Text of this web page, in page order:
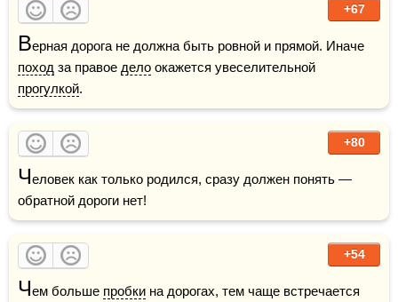
+67
В
поход за правое дело
прогулкой.
+80
Человек как только родился, сразу должен понять —
обратной дороги нет!
+54
Чем больше пробки на дорогах, тем чаще встречается